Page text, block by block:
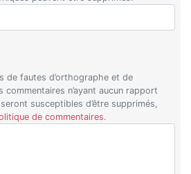
de fautes d’orthographe et de
commentaires n’ayant aucun rapport
susceptibles d’être supprimés,
de commentaires.